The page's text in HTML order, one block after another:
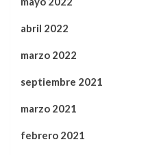
abril 2022
marzo 2022
septiembre 2021
marzo 2021
febrero 2021